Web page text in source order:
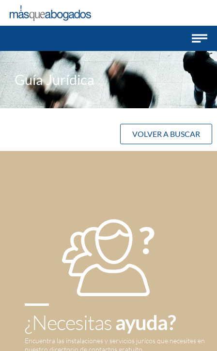
Guía Jurídica
VOLVER A BUSCAR
¿Necesitasayuda?
Encuentra las instalaciones y servicios jurícos que necesites en